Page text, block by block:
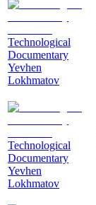
Technological
Documentary
Yevhen
Lokhmatov
Technological
Documentary
Yevhen
Lokhmatov